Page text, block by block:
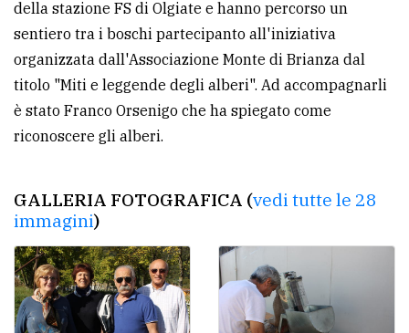
della stazione FS di Olgiate e hanno percorso un
sentiero tra i boschi partecipanto all'iniziativa
organizzata dall'Associazione Monte di Brianza dal
titolo "Miti e leggende degli alberi". Ad accompagnarli
è stato Franco Orsenigo che ha spiegato come
riconoscere gli alberi.
GALLERIA FOTOGRAFICA (vedi tutte le 28
immagini)